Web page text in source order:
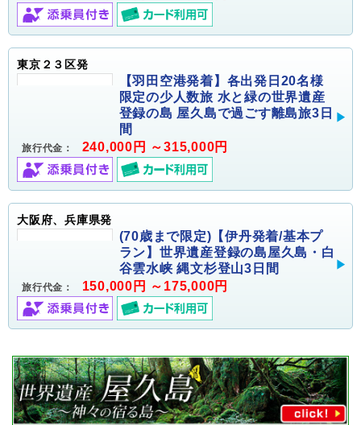
東京２３区発
【羽田空港発着】各出発日20名様
限定の少人数旅 水と緑の世界遺産
登録の島 屋久島で過ごす離島旅3日
間
旅行代金： 240,000円 ～315,000円
大阪府、兵庫県発
(70歳まで限定)【伊丹発着/基本プ
ラン】世界遺産登録の島屋久島・白
谷雲水峡 縄文杉登山3日間
旅行代金： 150,000円 ～175,000円